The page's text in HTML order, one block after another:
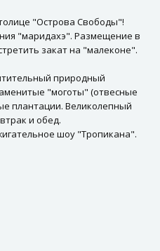
"Острова Свободы"!
"маридахэ". Размещение в
закат на "малеконе".
природный
"моготы" (отвесные
плантации. Великолепный
и обед.
шоу "Тропикана".